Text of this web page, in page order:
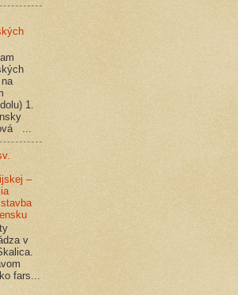
1.
...
–
v
fars...